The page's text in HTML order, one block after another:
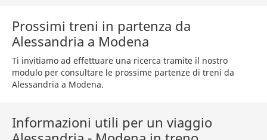
Prossimi treni in partenza da
Alessandria a Modena
Ti invitiamo ad effettuare una ricerca tramite il nostro
modulo per consultare le prossime partenze di treni da
Alessandria a Modena.
Informazioni utili per un viaggio